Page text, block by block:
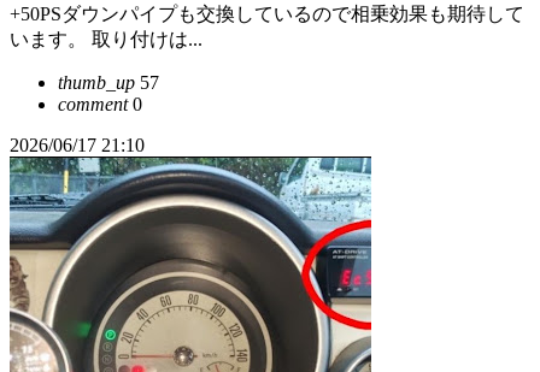
+50PSダウンパイプも交換しているので相乗効果も期待して
います。 取り付けは...
thumb_up 57
comment0
2026/06/17 21:10